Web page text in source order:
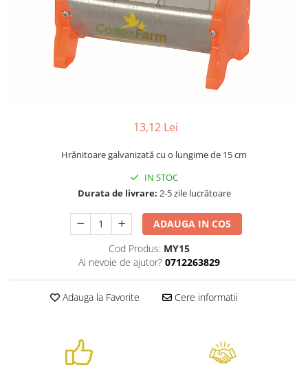
13,12 Lei
Hrănitoare galvanizată cu o lungime de 15 cm
IN STOC
Durata de livrare: 2-5 zile lucrătoare
ADAUGA IN COS
Cod Produs: MY15
Ai nevoie de ajutor? 0712263829
Adauga la Favorite Cere informatii